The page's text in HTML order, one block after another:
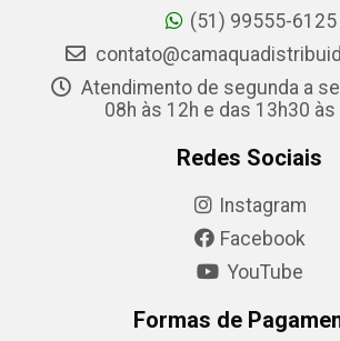
(51) 99555-6125
Atendimento de segunda a
08h às 12h e das 13h30 às
Redes Sociais
Instagram
Facebook
YouTube
Formas de